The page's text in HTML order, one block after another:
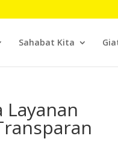
Sahabat Kita